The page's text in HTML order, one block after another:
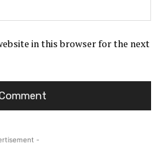
in this browser for the next
-